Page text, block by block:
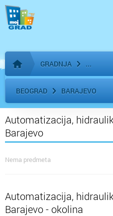
Početna stranica
GRADNJA
BEOGRAD BARAJEVO
Automatizacija,
Barajevo
Nema predmeta
Automatizacija,
Barajevo - okolina